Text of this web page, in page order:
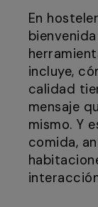
En
incluye,
calidad
mensaje
mismo. Y
comida,